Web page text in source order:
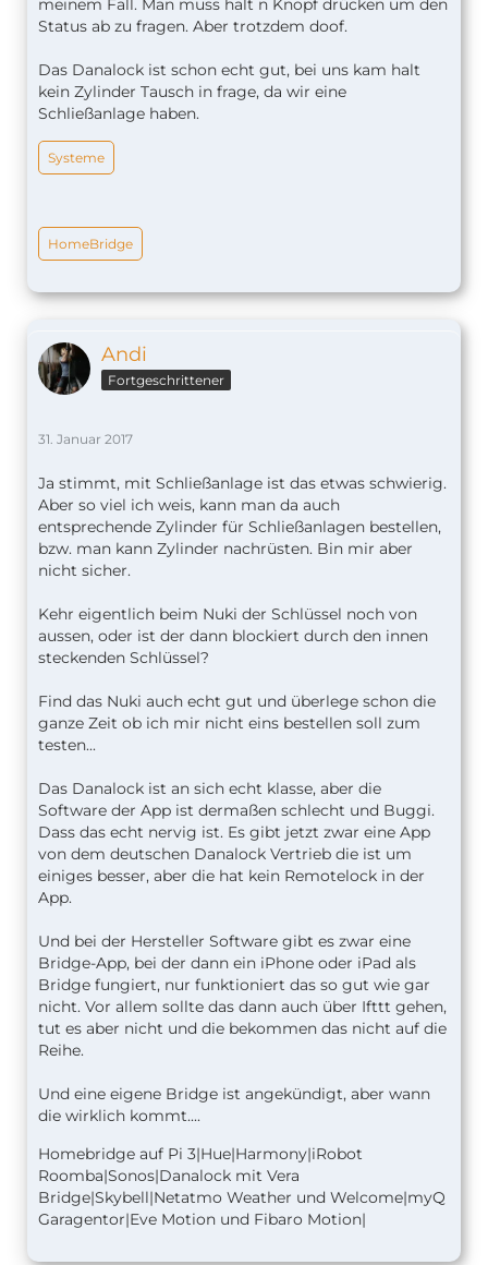
meinem Fall. Man muss halt n Knopf drücken um den
Status ab zu fragen. Aber trotzdem doof.
Das Danalock ist schon echt gut, bei uns kam halt
kein Zylinder Tausch in frage, da wir eine
Schließanlage haben.
Systeme
HomeBridge
Andi
Fortgeschrittener
31. Januar 2017
Ja stimmt, mit Schließanlage ist das etwas schwierig.
Aber so viel ich weis, kann man da auch
entsprechende Zylinder für Schließanlagen bestellen,
bzw. man kann Zylinder nachrüsten. Bin mir aber
nicht sicher.
Kehr eigentlich beim Nuki der Schlüssel noch von
aussen, oder ist der dann blockiert durch den innen
steckenden Schlüssel?
Find das Nuki auch echt gut und überlege schon die
ganze Zeit ob ich mir nicht eins bestellen soll zum
testen...
Das Danalock ist an sich echt klasse, aber die
Software der App ist dermaßen schlecht und Buggi.
Dass das echt nervig ist. Es gibt jetzt zwar eine App
von dem deutschen Danalock Vertrieb die ist um
einiges besser, aber die hat kein Remotelock in der
App.
Und bei der Hersteller Software gibt es zwar eine
Bridge-App, bei der dann ein iPhone oder iPad als
Bridge fungiert, nur funktioniert das so gut wie gar
nicht. Vor allem sollte das dann auch über Ifttt gehen,
tut es aber nicht und die bekommen das nicht auf die
Reihe.
Und eine eigene Bridge ist angekündigt, aber wann
die wirklich kommt....
Homebridge auf Pi 3|Hue|Harmony|iRobot
Roomba|Sonos|Danalock mit Vera
Bridge|Skybell|Netatmo Weather und Welcome|myQ
Garagentor|Eve Motion und Fibaro Motion|